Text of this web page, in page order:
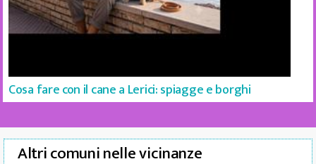
Cosa fare con il cane a Lerici: spiagge e borghi
Altri comuni nelle vicinanze